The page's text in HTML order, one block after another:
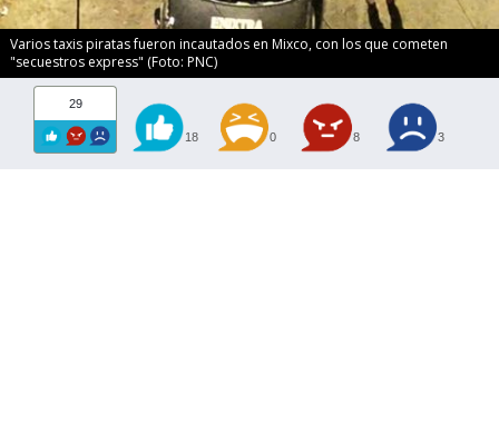
Varios taxis piratas fueron incautados en Mixco, con los que cometen
"secuestros express" (Foto: PNC)
29
18 0 8 3